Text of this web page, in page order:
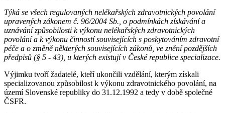
Týká se všech regulovaných nelékařských zdravotnických povolání
upravených zákonem č. 96/2004 Sb., o podmínkách získávání a
uznávání způsobilosti k výkonu nelékařských zdravotnických
povolání a k výkonu činností souvisejících s poskytováním zdravotní
péče a o změně některých souvisejících zákonů, ve znění pozdějších
předpisů (§ 5 - 43), u kterých existují v České republice specializace.
Výjimku tvoří žadatelé, kteří ukončili vzdělání, kterým získali
specializovanou způsobilost k výkonu zdravotnického povolání, na
území Slovenské republiky do 31.12.1992 a tedy v době společné
ČSFR.